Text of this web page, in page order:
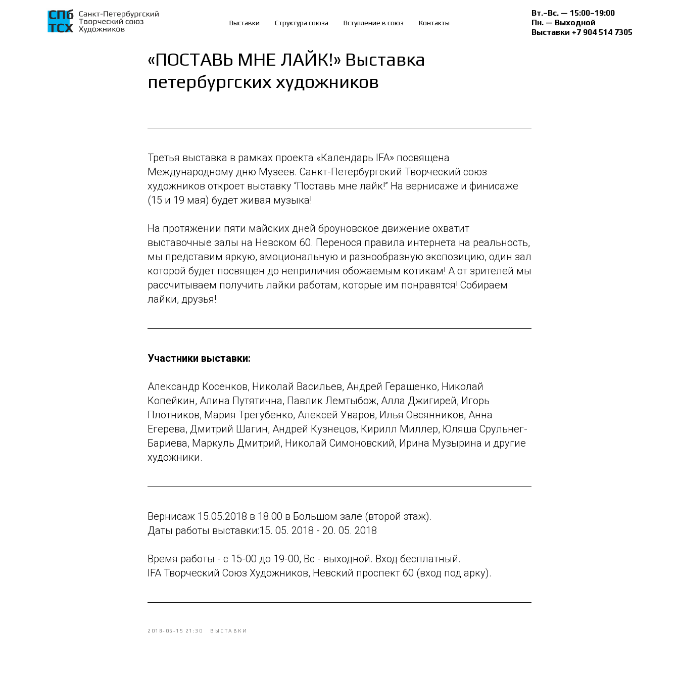
Выставки Структура союза Вступление в союз Контакты
Вт.–Вс. — 15:00–19:00
Пн. — Выходной
Выставки +7 904 514 7305
«ПОСТАВЬ МНЕ ЛАЙК!» Выставка
петербургских художников
Третья выставка в рамках проекта «Календарь IFA» посвящена
Международному дню Музеев. Санкт-Петербургский Творческий союз
художников откроет выставку “Поставь мне лайк!” На вернисаже и финисаже
(15 и 19 мая) будет живая музыка!
На протяжении пяти майских дней броуновское движение охватит
выставочные залы на Невском 60. Перенося правила интернета на реальность,
мы представим яркую, эмоциональную и разнообразную экспозицию, один зал
которой будет посвящен до неприличия обожаемым котикам! А от зрителей мы
рассчитываем получить лайки работам, которые им понравятся! Собираем
лайки, друзья!
Участники выставки:
Александр Косенков, Николай Васильев, Андрей Геращенко, Николай
Копейкин, Алина Путятична, Павлик Лемтыбож, Алла Джигирей, Игорь
Плотников, Мария Трегубенко, Алексей Уваров, Илья Овсянников, Анна
Егерева, Дмитрий Шагин, Андрей Кузнецов, Кирилл Миллер, Юляша Срульнег-
Бариева, Маркуль Дмитрий, Николай Симоновский, Ирина Музырина и другие
художники.
Вернисаж 15.05.2018 в 18.00 в Большом зале (второй этаж).
Даты работы выставки:15. 05. 2018 - 20. 05. 2018
Время работы - с 15-00 до 19-00, Вс - выходной. Вход бесплатный.
IFA Творческий Союз Художников, Невский проспект 60 (вход под арку).
2018-05-15 21:30 ВЫСТАВКИ